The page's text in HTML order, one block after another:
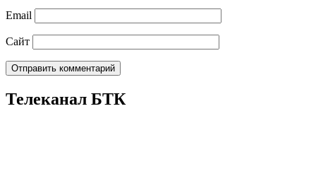
Email
Сайт
Телеканал БТК